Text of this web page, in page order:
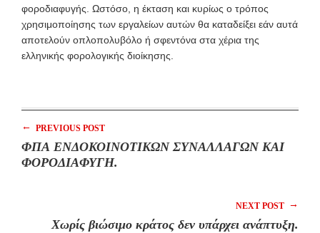
φοροδιαφυγής. Ωστόσο, η έκταση και κυρίως ο τρόπος
χρησιμοποίησης των εργαλείων αυτών θα καταδείξει εάν αυτά
αποτελούν οπλοπολυβόλο ή σφεντόνα στα χέρια της
ελληνικής φορολογικής διοίκησης.
← PREVIOUS POST
ΦΠΑ ΕΝΔΟΚΟΙΝΟΤΙΚΩΝ ΣΥΝΑΛΛΑΓΩΝ ΚΑΙ
ΦΟΡΟΔΙΑΦΥΓΗ.
NEXT POST →
Xωρίς βιώσιμο κράτος δεν υπάρχει ανάπτυξη.